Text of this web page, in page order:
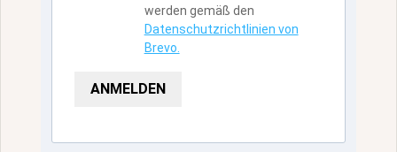
werden gemäß den
Datenschutzrichtlinien von
Brevo.
ANMELDEN